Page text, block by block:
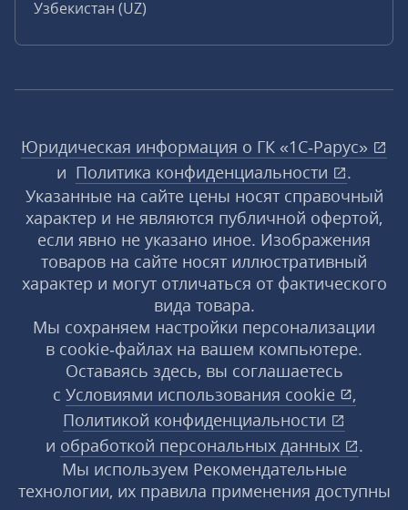
Узбекистан (UZ)
Юридическая информация о ГК «1С‑Рарус»
и Политика конфиденциальности
.
Указанные на сайте цены носят справочный
характер и не являются публичной офертой,
если явно не указано иное. Изображения
товаров на сайте носят иллюстративный
характер и могут отличаться от фактического
вида товара.
Мы сохраняем настройки персонализации
в cookie‑файлах на вашем компьютере.
Оставаясь здесь, вы соглашаетесь
с Условиями использования cookie
,
Политикой конфиденциальности
и обработкой персональных данных
.
Мы используем Рекомендательные
технологии, их правила применения доступны